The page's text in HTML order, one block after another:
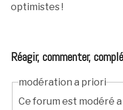
optimistes !
Réagir, commenter,
modération a priori
Ce forum est modéré